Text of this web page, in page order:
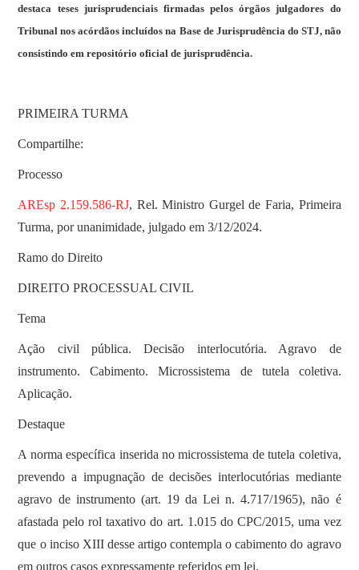
destaca teses jurisprudenciais firmadas pelos órgãos julgadores do
Tribunal nos acórdãos incluídos na Base de Jurisprudência do STJ, não
consistindo em repositório oficial de jurisprudência.
PRIMEIRA TURMA
Compartilhe:
Processo
AREsp 2.159.586-RJ, Rel. Ministro Gurgel de Faria, Primeira
Turma, por unanimidade, julgado em 3/12/2024.
Ramo do Direito
DIREITO PROCESSUAL CIVIL
Tema
Ação civil pública. Decisão interlocutória. Agravo de
instrumento. Cabimento. Microssistema de tutela coletiva.
Aplicação.
Destaque
A norma específica inserida no microssistema de tutela coletiva,
prevendo a impugnação de decisões interlocutórias mediante
agravo de instrumento (art. 19 da Lei n. 4.717/1965), não é
afastada pelo rol taxativo do art. 1.015 do CPC/2015, uma vez
que o inciso XIII desse artigo contempla o cabimento do agravo
em outros casos expressamente referidos em lei.